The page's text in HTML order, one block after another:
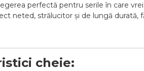
perfectă pentru serile în care
neted, strălucitor și de lungă durată,
cheie: